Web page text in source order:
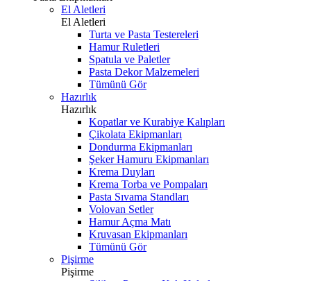
El Aletleri
El Aletleri
Turta ve Pasta Testereleri
Hamur Ruletleri
Spatula ve Paletler
Pasta Dekor Malzemeleri
Tümünü Gör
Hazırlık
Hazırlık
Kopatlar ve Kurabiye Kalıpları
Çikolata Ekipmanları
Dondurma Ekipmanları
Şeker Hamuru Ekipmanları
Krema Duyları
Krema Torba ve Pompaları
Pasta Sıvama Standları
Volovan Setler
Hamur Açma Matı
Kruvasan Ekipmanları
Tümünü Gör
Pişirme
Pişirme